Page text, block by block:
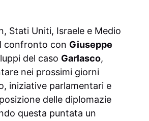
Stati Uniti, Israele e Medio
confronto con Giuseppe
del caso Garlasco,
nei prossimi giorni
iniziative parlamentari e
delle diplomazie
questa puntata un